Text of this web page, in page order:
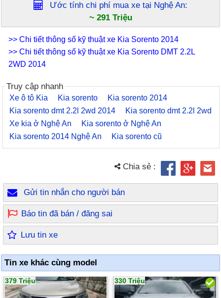
Ước tính chi phí mua xe tại Nghệ An:
~ 291 Triệu
>> Chi tiết thông số kỹ thuật xe Kia Sorento 2014
>> Chi tiết thông số kỹ thuật xe Kia Sorento DMT 2.2L
2WD 2014
Truy cập nhanh
Xe ô tô Kia Kia sorento
Kia sorento 2014
Kia sorento dmt 2.2l 2wd 2014
Kia sorento dmt 2.2l 2wd
Xe kia ở Nghệ An
Kia sorento ở Nghệ An
Kia sorento 2014 Nghệ An
Kia sorento cũ
Chia sẻ :
Gửi tin nhắn cho người bán
Báo tin đã bán / đăng sai
Lưu tin xe
Tin xe khác cùng model
379 Triệu 330 Triệu